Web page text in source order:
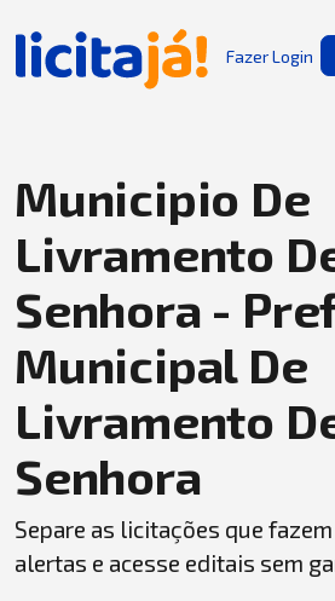
Fazer Login
Municipio De
Livramento
Senhora -
Municipal De
Livramento
Senhora
Separe as licitações que
alertas e acesse editais sem